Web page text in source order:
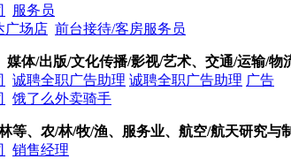
服务员
广场店 前台接待/客房服务员
媒体/出版/文化传播/影视/艺术、交通/运输/物
诚聘全职广告助理 诚聘全职广告助理 广告
饿了么外卖骑手
等、农/林/牧/渔、服务业、航空/航天研究与
销售经理